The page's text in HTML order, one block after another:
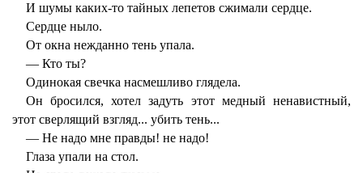
И шумы каких-то тайных лепетов сжимали сердце.
Сердце ныло.
От окна нежданно тень упала.
— Кто ты?
Одинокая свечка насмешливо глядела.
Он бросился, хотел задуть этот медный ненавистный,
этот сверлящий взгляд... убить тень...
— Не надо мне правды! не надо!
Глаза упали на стол.